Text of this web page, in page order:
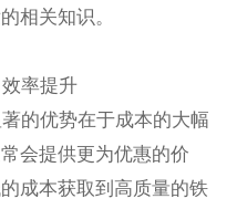
相关知识。
率提升
的优势在于成本的大幅
会提供更为优惠的价
成本获取到高质量的铁